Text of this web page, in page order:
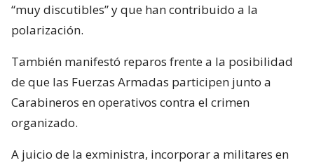
“muy discutibles” y que han contribuido a la
polarización.
También manifestó reparos frente a la posibilidad
de que las Fuerzas Armadas participen junto a
Carabineros en operativos contra el crimen
organizado.
A juicio de la exministra, incorporar a militares en